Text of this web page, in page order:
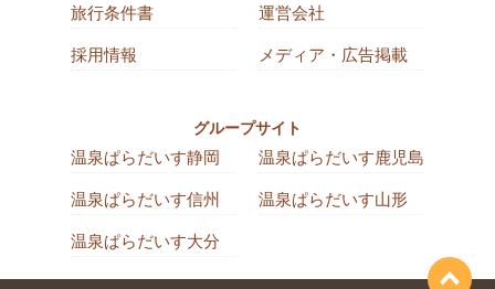
旅行条件書 運営会社
採用情報 メディア・広告掲載
グループサイト
温泉ぱらだいす静岡 温泉ぱらだいす鹿児島
温泉ぱらだいす信州 温泉ぱらだいす山形
温泉ぱらだいす大分